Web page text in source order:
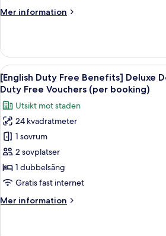
Twin
1Shilla
Duty
Free
Vouchers
(per
booking)
Mer information
Mer
Duty
Free
Benefits]
Standard
Family
Twin
Room
+
1Shilla
Duty
Vouchers
(per
Öppna
alla
foton
för
[English
Duty
Free
Benefits]
Deluxe
Room
7
[English Duty Free Benefits] Deluxe
Duty Free Vouchers (per booking)
Utsikt mot staden
24 kvadratmeter
1 sovrum
2 sovplatser
1 dubbelsäng
Gratis fast internet
Mer information
Mer